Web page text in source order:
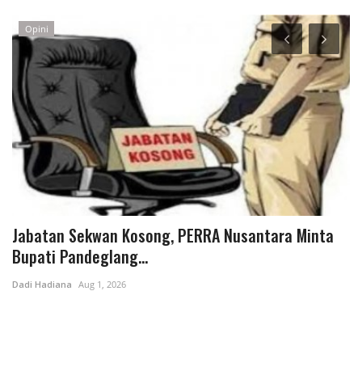
Minta
RITUAL MAGIS LARUNG SAJI SIAP
DUNIA: FESTIVAL...
Dadi Hadiana